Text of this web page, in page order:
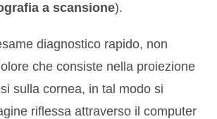
ascansione).
diagnostico rapido, non
che consiste nella proiezione
sulla cornea, in tal modo si
riflessa attraverso il computer